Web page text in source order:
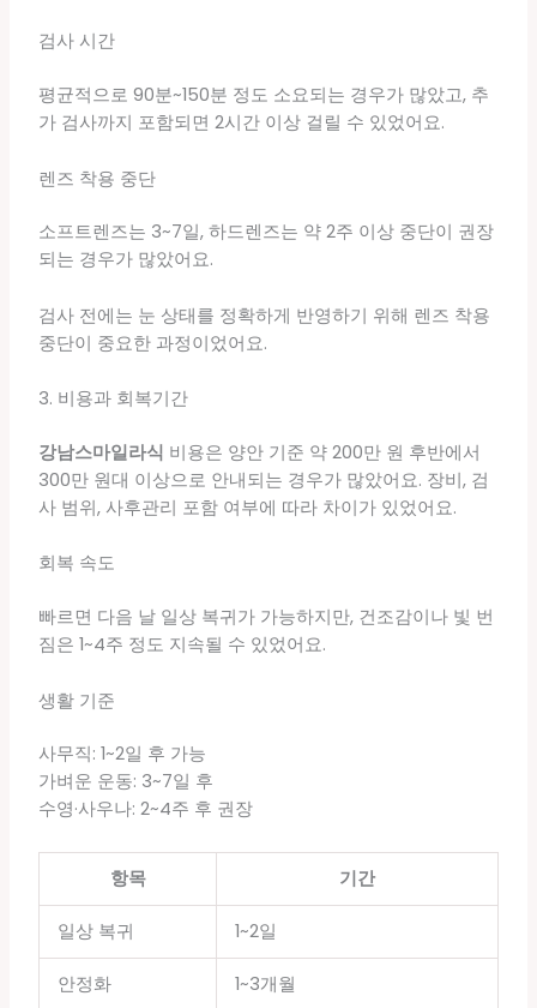
검사 시간
평균적으로 90분~150분 정도 소요되는 경우가 많았고, 추
가 검사까지 포함되면 2시간 이상 걸릴 수 있었어요.
렌즈 착용 중단
소프트렌즈는 3~7일, 하드렌즈는 약 2주 이상 중단이 권장
되는 경우가 많았어요.
검사 전에는 눈 상태를 정확하게 반영하기 위해 렌즈 착용
중단이 중요한 과정이었어요.
3. 비용과 회복기간
강남스마일라식 비용은 양안 기준 약 200만 원 후반에서
300만 원대 이상으로 안내되는 경우가 많았어요. 장비, 검
사 범위, 사후관리 포함 여부에 따라 차이가 있었어요.
회복 속도
빠르면 다음 날 일상 복귀가 가능하지만, 건조감이나 빛 번
짐은 1~4주 정도 지속될 수 있었어요.
생활 기준
사무직: 1~2일 후 가능
가벼운 운동: 3~7일 후
수영·사우나: 2~4주 후 권장
항목 기간
일상 복귀 1~2일
안정화 1~3개월